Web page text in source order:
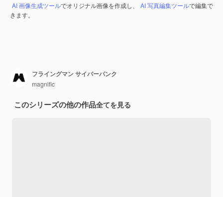
AI 画像生成ツールでオリジナル画像を作成し、 AI 写真編集ツールで編集で
きます。
フライングマン サイバーパンク
magnific
このシリーズの他の作品全てを見る